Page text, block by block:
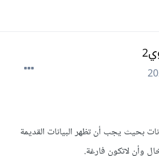
بحيث يجب أن تظهر البيانات القديمة
وأن لاتكون فارغة.